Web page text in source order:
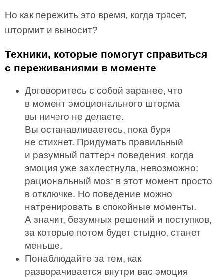
Но как пережить это время, когда трясет,
штормит и выносит?
Техники, которые помогут справиться
с переживаниями в моменте
Договоритесь с собой заранее, что
в момент эмоционального шторма
вы ничего не делаете.
Вы останавливаетесь, пока буря
не стихнет. Придумать правильный
и разумный паттерн поведения, когда
эмоция уже захлестнула, невозможно:
рациональный мозг в этот момент просто
в отключке. Но поведение можно
натренировать в спокойные моменты.
А значит, безумных решений и поступков,
за которые потом будет стыдно, станет
меньше.
Понаблюдайте за тем, как
разворачивается внутри вас эмоция